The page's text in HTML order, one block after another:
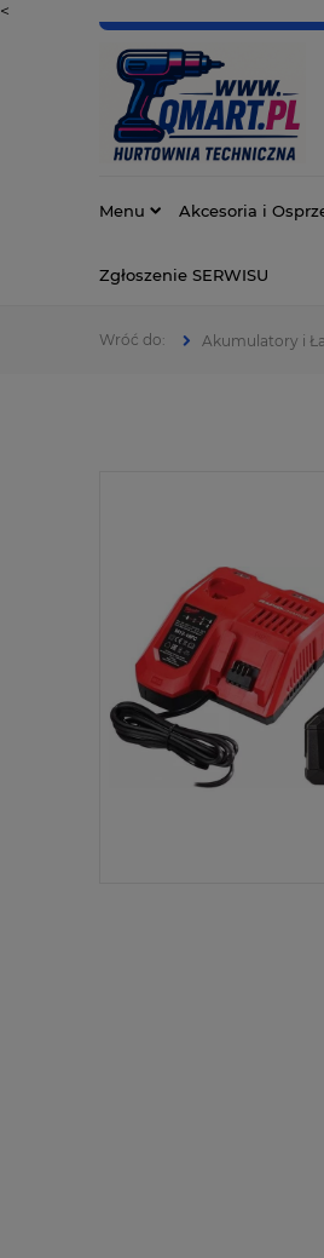
<
Menu Akcesoria i
Zgłoszenie SERWISU
Akumulatory i